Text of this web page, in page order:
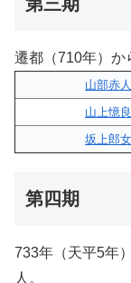
遷都（710年）か
山部赤人
山上憶良
坂上郎女
第四期
733年（天平5年
人。